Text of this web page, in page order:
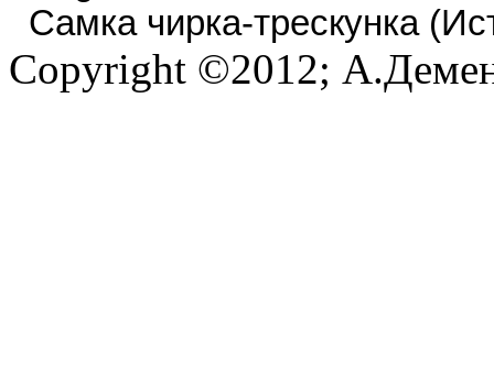
Самка чирка-трескунка
Copyright ©2012;